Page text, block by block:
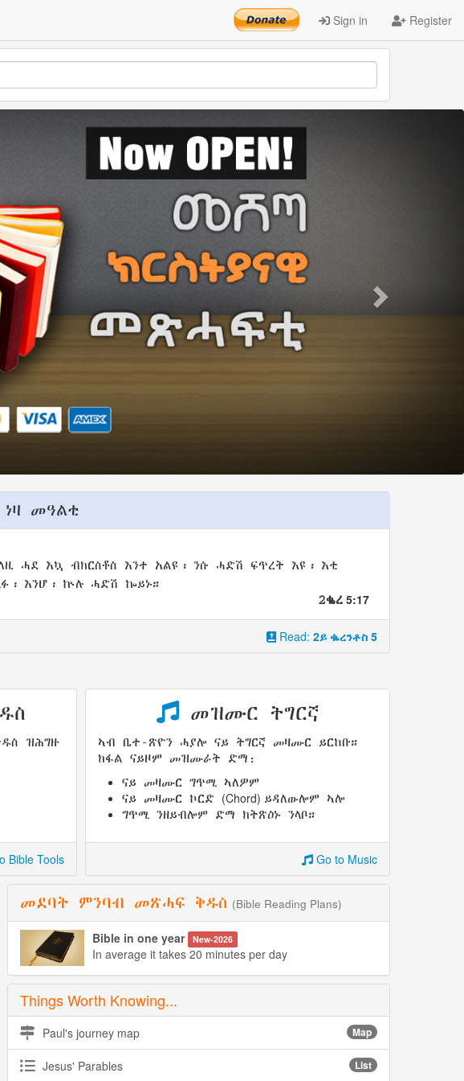
Sign in Register
መዓልቲ
ሓደ እኳ ብክርስቶስ እንተ አልዩ፡ ንሱ ሓድሽ ፍጥረት እዩ፡ እቲ
፡ እንሆ ፡ ኵሉ ሓድሽ ኰይኑ።
2ቈረ 5:17
Read: 2ይ ቈረንቶስ 5
ዝሕግዙ
Bible Tools
መዝሙር ትግርኛ
ኣብ ቤተ-ጽዮን ሓያሎ ናይ ትግርኛ መዛሙር ይርከቡ።
ክፋል ናይዞም መዝሙራት ድማ:
ናይ መዛሙር ግጥሚ ኣለዎም
ናይ መዛሙር ኮርድ (Chord) ይዳለውሎም ኣሎ
ግጥሚ ንዘይብሎም ድማ ክትጽዕኑ ንላቦ።
Go to Music
መደባት ምንባብ መጽሓፍ ቅዱስ (Bible Reading Plans)
Bible in one year New-2026
In average it takes 20 minutes per day
Things Worth Knowing...
Paul's journey map Map
Jesus' Parables List